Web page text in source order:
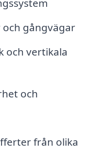
gångvägar
och vertikala
och
från olika